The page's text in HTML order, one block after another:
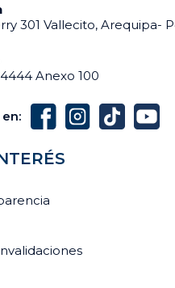
301 Vallecito, Arequipa-
Anexo 100